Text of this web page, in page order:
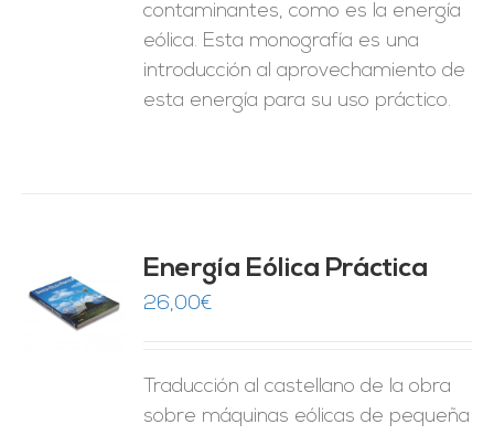
contaminantes, como es la energía
eólica. Esta monografía es una
introducción al aprovechamiento de
esta energía para su uso práctico.
Energía Eólica Práctica
26,00€
Traducción al castellano de la obra
sobre máquinas eólicas de pequeña